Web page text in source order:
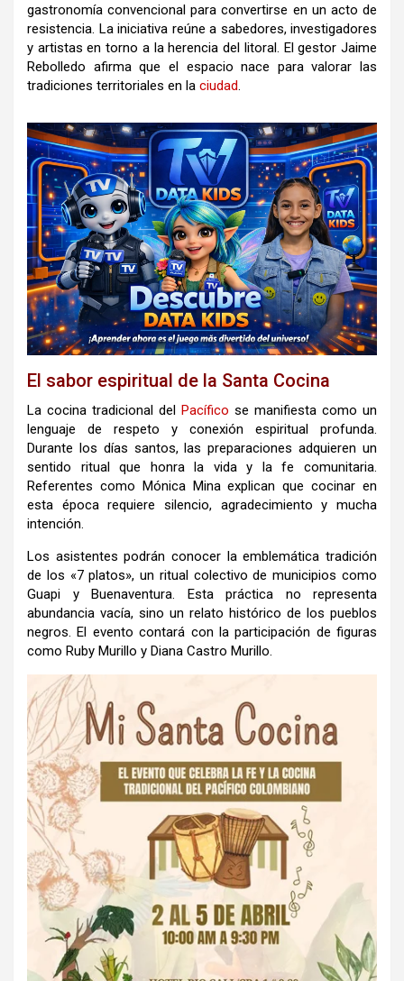
gastronomía convencional para convertirse en un acto de
resistencia. La iniciativa reúne a sabedores, investigadores
y artistas en torno a la herencia del litoral. El gestor Jaime
Rebolledo afirma que el espacio nace para valorar las
tradiciones territoriales en la ciudad.
El sabor espiritual de la Santa Cocina
La cocina tradicional del Pacífico se manifiesta como un
lenguaje de respeto y conexión espiritual profunda.
Durante los días santos, las preparaciones adquieren un
sentido ritual que honra la vida y la fe comunitaria.
Referentes como Mónica Mina explican que cocinar en
esta época requiere silencio, agradecimiento y mucha
intención.
Los asistentes podrán conocer la emblemática tradición
de los «7 platos», un ritual colectivo de municipios como
Guapi y Buenaventura.
Esta práctica no representa
abundancia vacía, sino un relato histórico de los pueblos
negros. El evento contará con la participación de figuras
como Ruby Murillo y Diana Castro Murillo.